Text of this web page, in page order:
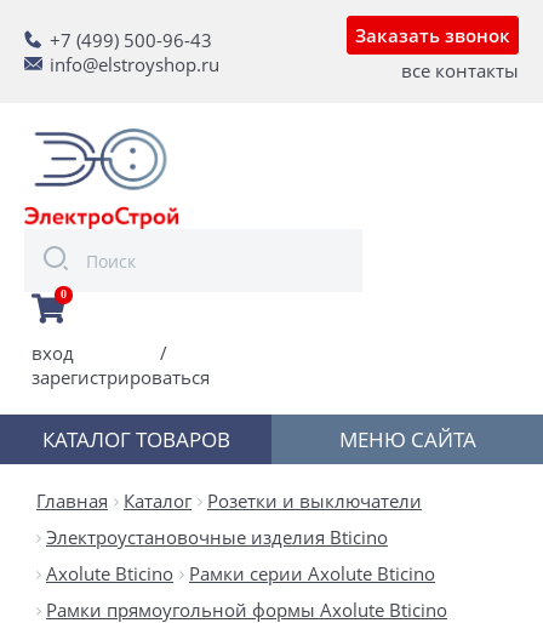
+7 (499) 500-96-43
info@elstroyshop.ru
Заказать звонок
все контакты
0
вход
/
зарегистрироваться
КАТАЛОГ ТОВАРОВ МЕНЮ САЙТА
Главная Каталог
Розетки и выключатели
Электроустановочные изделия Bticino
Axolute Bticino
Рамки серии Axolute Bticino
Рамки прямоугольной формы Axolute Bticino